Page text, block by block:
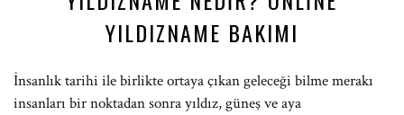
YILDIZNAME BAKIMI
İnsanlık tarihi ile birlikte ortaya çıkan geleceği bilme merakı
insanları bir noktadan sonra yıldız, güneş ve aya